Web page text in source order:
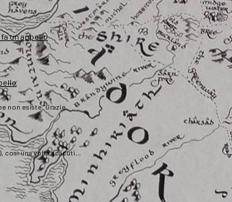
un appello
non esiste. Grazie
così una volta scaduti…